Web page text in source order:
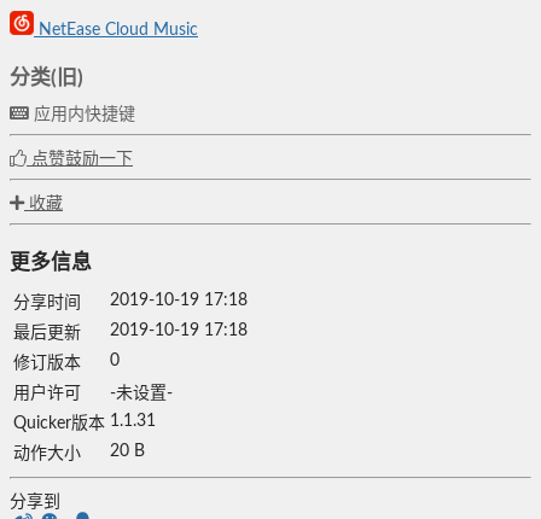
NetEase Cloud Music
分类(旧)
应用内快捷键
点赞鼓励一下
收藏
更多信息
分享时间
2019-10-19 17:18
最后更新
2019-10-19 17:18
修订版本
0
用户许可
-未设置-
Quicker版本 1.1.31
动作大小
20 B
分享到